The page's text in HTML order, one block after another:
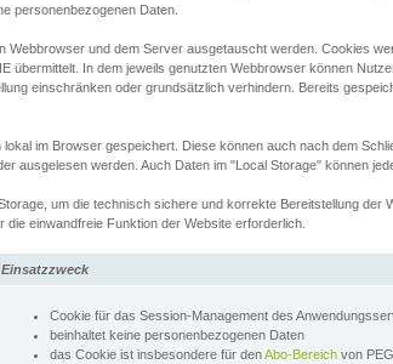
personenbezogenen Daten.
Webbrowser und dem Server ausgetauscht werden. Cookies
übermittelt. In dem jeweils genutzten Webbrowser können
einschränken oder grundsätzlich verhindern. Bereits
im Browser gespeichert. Diese können auch nach dem
ausgelesen werden. Auch Daten im "Local Storage" können
um die technisch sichere und korrekte Bereitstellung der
einwandfreie Funktion der Website erforderlich.
Einsatzzweck
Cookie für das Session-Management des
beinhaltet keine personenbezogenen Daten
das Cookie ist insbesondere für denAbo-Bereich von